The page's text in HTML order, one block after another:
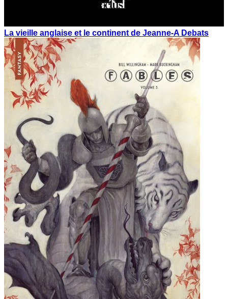
La vieille anglaise et le continent de Jeanne-A Debats